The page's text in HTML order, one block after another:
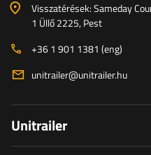
Visszatérések: Sameday
1 Üllő 2225, Pest
+36 1 901 1381 (eng)
unitrailer@unitrailer.hu
Unitrailer